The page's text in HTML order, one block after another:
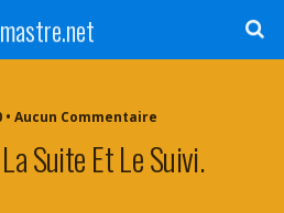
• Aucun Commentaire
Suite Et Le Suivi.